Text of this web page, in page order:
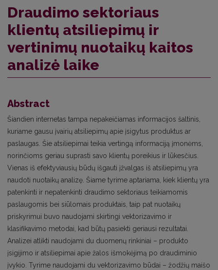
Draudimo sektoriaus
klientų atsiliepimų ir
vertinimų nuotaikų kaitos
analizė laike
Abstract
Šiandien internetas tampa nepakeičiamas informacijos šaltinis,
kuriame gausu įvairių atsiliepimų apie įsigytus produktus ar
paslaugas. Šie atsiliepimai teikia vertingą informaciją įmonėms,
norinčioms geriau suprasti savo klientų poreikius ir lūkesčius.
Vienas iš efektyviausių būdų išgauti įžvalgas iš atsiliepimų yra
naudoti nuotaikų analizę. Šiame tyrime aptariama, kiek klientų yra
patenkinti ir nepatenkinti draudimo sektoriaus teikiamomis
paslaugomis bei siūlomais produktais, taip pat nuotaikų
priskyrimui buvo naudojami skirtingi vektorizavimo ir
klasifikavimo metodai, kad būtų pasiekti geriausi rezultatai.
Analizei atlikti naudojami du duomenų rinkiniai – produkto
įsigijimo ir atsiliepimai apie žalos išmokėjimą po draudiminio
įvykio. Tyrime naudojami du vektorizavimo būdai – žodžių maišo